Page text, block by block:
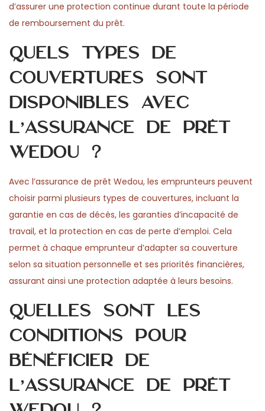
d’assurer une protection continue durant toute la période
de remboursement du prêt.
Quels types de
couvertures sont
disponibles avec
l’assurance de prêt
Wedou ?
Avec l’assurance de prêt Wedou, les emprunteurs peuvent
choisir parmi plusieurs types de couvertures, incluant la
garantie en cas de décès, les garanties d’incapacité de
travail, et la protection en cas de perte d’emploi. Cela
permet à chaque emprunteur d’adapter sa couverture
selon sa situation personnelle et ses priorités financières,
assurant ainsi une protection adaptée à leurs besoins.
Quelles sont les
conditions pour
bénéficier de
l’assurance de prêt